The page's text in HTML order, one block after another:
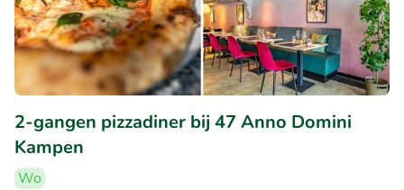
2-gangen pizzadiner bij 47 Anno Domini
Kampen
Wo